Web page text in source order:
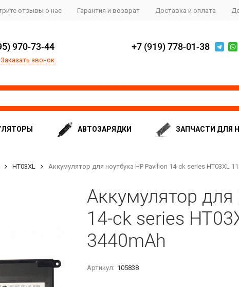
отзывы о нас Гарантия и возврат Доставка и оплата
970-73-44
Заказать звонок
+7 (919) 778-01-38
АВТОЗАРЯДКИ ЗАПЧАСТИ ДЛЯ
HT03XL Аккумулятор для ноутбука HP Pavilion 14-ck series HT03XL
Аккумулятор для
14-ck series
3440mAh
Артикул: 105838